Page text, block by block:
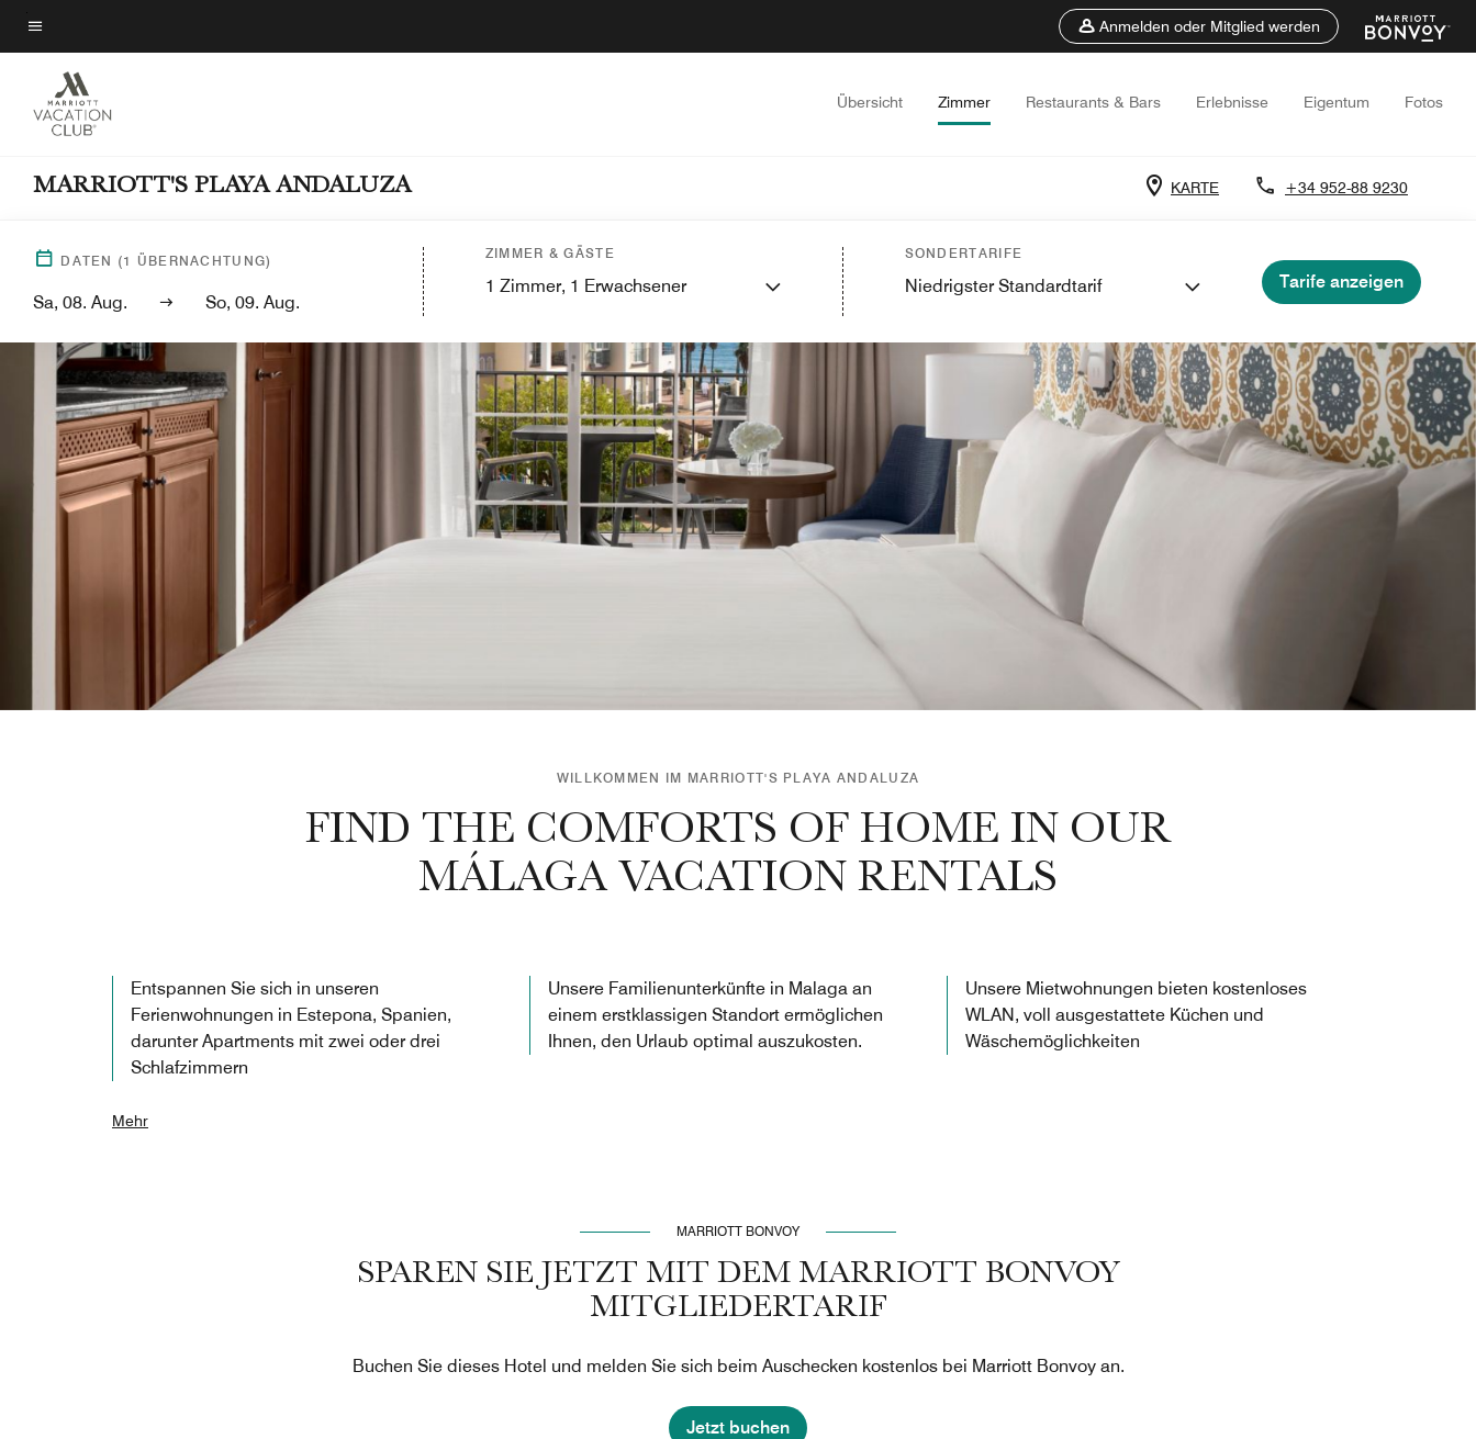
Skip
to
main
content
Menütext
Anmelden oder Mitglied werden
Übersicht Zimmer Restaurants & Bars Erlebnisse Eigentum Fotos
MARRIOTT'S PLAYA ANDALUZA KARTE +34 952-88 9230
DATEN (1 ÜBERNACHTUNG)
Sa, 08. Aug. So, 09. Aug.
ZIMMER & GÄSTE
1 Zimmer, 1 Erwachsener
SONDERTARIFE
Niedrigster Standardtarif Tarife anzeigen
WILLKOMMEN IM MARRIOTT'S PLAYA ANDALUZA
FIND THE COMFORTS OF HOME IN OUR
MÁLAGA VACATION RENTALS
Entspannen Sie sich in unseren
Ferienwohnungen in Estepona, Spanien,
darunter Apartments mit zwei oder drei
Schlafzimmern
Unsere Familienunterkünfte in Malaga an
einem erstklassigen Standort ermöglichen
Ihnen, den Urlaub optimal auszukosten.
Unsere Mietwohnungen bieten kostenloses
WLAN, voll ausgestattete Küchen und
Wäschemöglichkeiten
Mehr
MARRIOTT BONVOY
SPAREN SIE JETZT MIT DEM MARRIOTT BONVOY
MITGLIEDERTARIF
Buchen Sie dieses Hotel und melden Sie sich beim Auschecken kostenlos bei Marriott Bonvoy an.
Jetzt buchen